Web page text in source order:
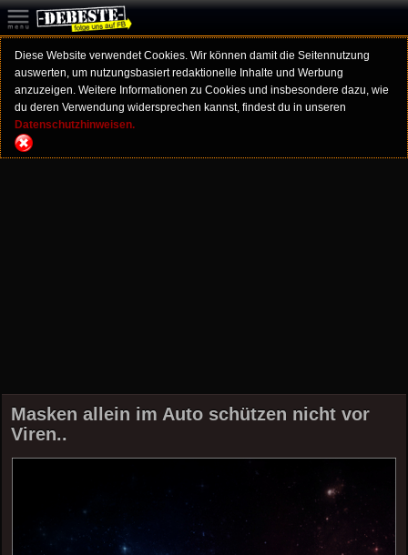
Diese Website verwendet Cookies. Wir können damit die Seitennutzung
auswerten, um nutzungsbasiert redaktionelle Inhalte und Werbung
anzuzeigen. Weitere Informationen zu Cookies und insbesondere dazu, wie
du deren Verwendung widersprechen kannst, findest du in unseren
Datenschutzhinweisen.
Masken allein im Auto schützen nicht vor
Viren..